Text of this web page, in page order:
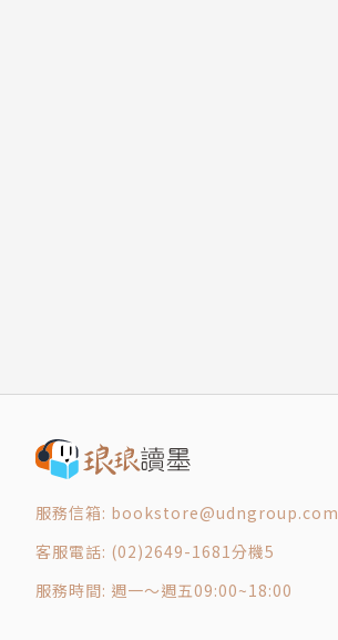
服務信箱: bookstore@udngroup.com
客服電話: (02)2649-1681分機5
服務時間: 週一～週五09:00~18:00